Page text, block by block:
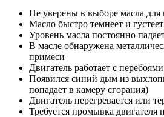
Не уверены в выборе масла для
Масло быстро темнеет и
Уровень масла постоянно
В масле обнаружена
примеси
Двигатель работает с
Появился синий дым из
попадает в камеру сгорания)
Двигатель перегревается или
Требуется промывка двигателя